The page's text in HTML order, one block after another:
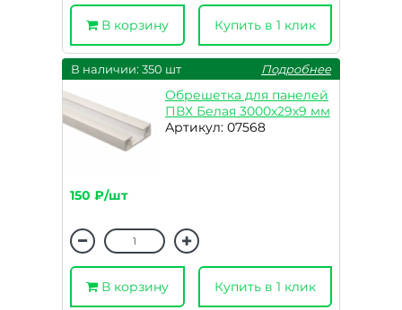
В корзину Купить в 1 клик
В наличии: 350 шт Подробнее
Обрешетка для панелей
ПВХ Белая 3000х29х9 мм
Артикул: 07568
150 ₽/шт
В корзину Купить в 1 клик